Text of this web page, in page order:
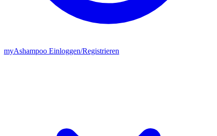
myAshampoo Einloggen/Registrieren